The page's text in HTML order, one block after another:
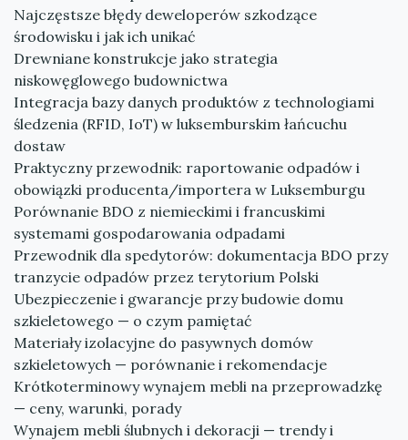
Najczęstsze błędy deweloperów szkodzące
środowisku i jak ich unikać
Drewniane konstrukcje jako strategia
niskowęglowego budownictwa
Integracja bazy danych produktów z technologiami
śledzenia (RFID, IoT) w luksemburskim łańcuchu
dostaw
Praktyczny przewodnik: raportowanie odpadów i
obowiązki producenta/importera w Luksemburgu
Porównanie BDO z niemieckimi i francuskimi
systemami gospodarowania odpadami
Przewodnik dla spedytorów: dokumentacja BDO przy
tranzycie odpadów przez terytorium Polski
Ubezpieczenie i gwarancje przy budowie domu
szkieletowego — o czym pamiętać
Materiały izolacyjne do pasywnych domów
szkieletowych — porównanie i rekomendacje
Krótkoterminowy wynajem mebli na przeprowadzkę
— ceny, warunki, porady
Wynajem mebli ślubnych i dekoracji — trendy i